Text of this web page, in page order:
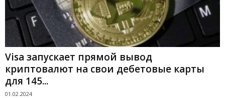
Visa запускает прямой вывод
криптовалют на свои дебетовые карты
для 145...
01.02.2024